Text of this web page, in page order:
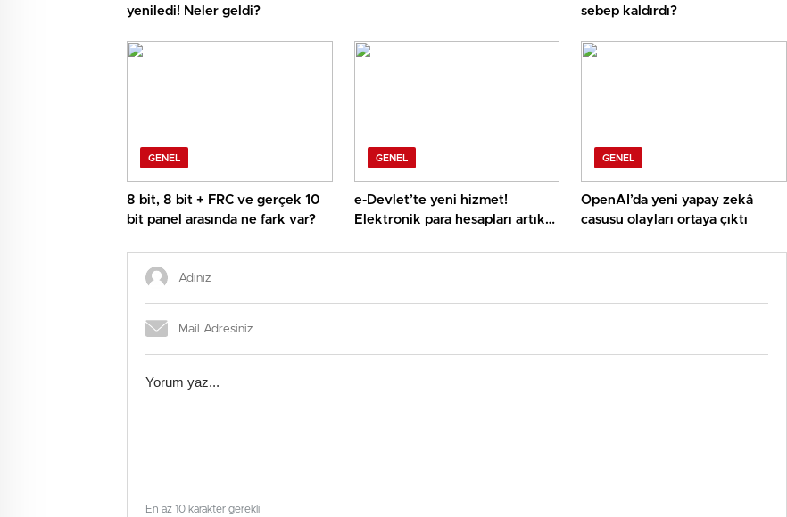
yeniledi! Neler geldi?
sebep kaldırdı?
GENEL
8 bit, 8 bit + FRC ve gerçek 10
bit panel arasında ne fark var?
GENEL
e-Devlet’te yeni hizmet!
Elektronik para hesapları artık
GENEL
OpenAI’da yeni yapay zekâ
casusu olayları ortaya çıktı
En az 10 karakter gerekli